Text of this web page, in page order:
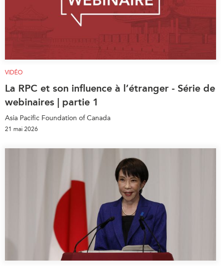
VIDÉO
La RPC et son influence à l’étranger - Série de
webinaires | partie 1
Asia Pacific Foundation of Canada
21 mai 2026